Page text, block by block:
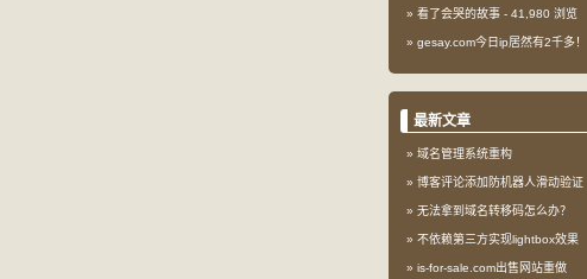
看了会哭的故事 - 41,980 浏览
gesay.com今日ip居然有2千多！
最新文章
域名管理系统重构
博客评论添加防机器人滑动验证
无法拿到域名转移码怎么办？
不依赖第三方实现lightbox效果
is-for-sale.com出售网站重做